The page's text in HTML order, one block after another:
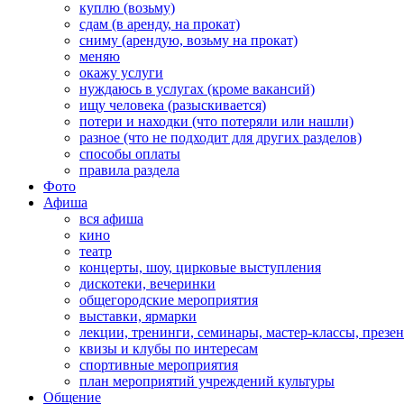
куплю (возьму)
сдам (в аренду, на прокат)
сниму (арендую, возьму на прокат)
меняю
окажу услуги
нуждаюсь в услугах (кроме вакансий)
ищу человека (разыскивается)
потери и находки (что потеряли или нашли)
разное (что не подходит для других разделов)
способы оплаты
правила раздела
Фото
Афиша
вся афиша
кино
театр
концерты, шоу, цирковые выступления
дискотеки, вечеринки
общегородские мероприятия
выставки, ярмарки
лекции, тренинги, семинары, мастер-классы,
квизы и клубы по интересам
спортивные мероприятия
план мероприятий учреждений культуры
Общение